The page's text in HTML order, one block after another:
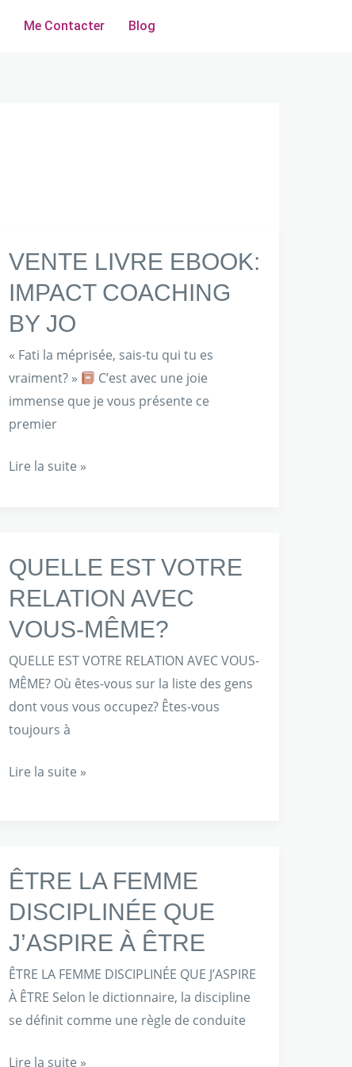
Me Contacter Blog
VENTE LIVRE EBOOK:
IMPACT COACHING
BY JO
« Fati la méprisée, sais-tu qui tu es
vraiment? »
C’est avec une joie
immense que je vous présente ce
premier
VENTE
EBOOK:
IMPACT
COACHING
BY
JO
Lire la suite »
QUELLE EST VOTRE
RELATION AVEC
VOUS-MÊME?
QUELLE EST VOTRE RELATION AVEC VOUS-
MÊME? Où êtes-vous sur la liste des gens
dont vous vous occupez? Êtes-vous
toujours à
QUELLE
EST
VOTRE
RELATION
AVEC
VOUS-
MÊME?
Lire la suite »
ÊTRE LA FEMME
DISCIPLINÉE QUE
J’ASPIRE À ÊTRE
ÊTRE LA FEMME DISCIPLINÉE QUE J’ASPIRE
À ÊTRE Selon le dictionnaire, la discipline
se définit comme une règle de conduite
ÊTRE
FEMME
DISCIPLINÉE
QUE
J’ASPIRE
À
Lire la suite »